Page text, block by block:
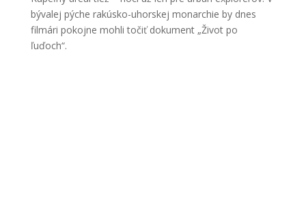
bývalej pýche rakúsko-uhorskej monarchie by dnes
filmári pokojne mohli točiť dokument „Život po
ľuďoch“.